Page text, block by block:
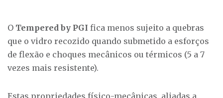
O Tempered by PGI fica menos sujeito a quebras
que o vidro recozido quando submetido a esforços
de flexão e choques mecânicos ou térmicos (5 a 7
vezes mais resistente).
Estas propriedades físico-mecânicas, aliadas a